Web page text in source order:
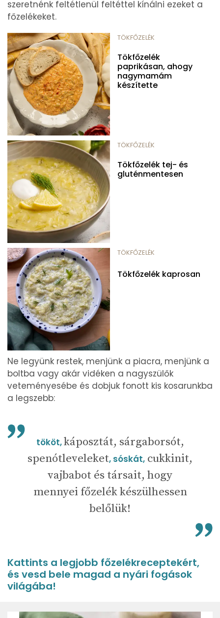
szeretnénk feltétlenül feltéttel kínálni ezeket a
főzelékeket.
TÖKFŐZELÉK
Tökfőzelék
paprikásan, ahogy
nagymamám
készítette
TÖKFŐZELÉK
Tökfőzelék tej- és
gluténmentesen
TÖKFŐZELÉK
Tökfőzelék kaprosan
Ne legyünk restek, menjünk a piacra, menjünk a
boltba vagy akár vidéken a nagyszülők
veteményesébe és dobjuk fonott kis kosarunkba
a legszebb:
tököt,káposztát, sárgaborsót,
spenótleveleket, sóskát, cukkinit,
vajbabot és társait, hogy
mennyei főzelék készülhessen
belőlük!
Kattints a legjobb főzelékreceptekért,
és vesd bele magad a nyári fogások
világába!